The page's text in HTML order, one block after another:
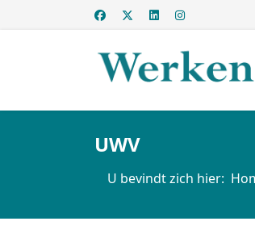
UWV
U bevindt zich hier: